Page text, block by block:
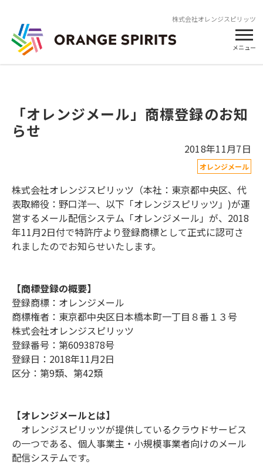
株式会社オレンジスピリッツ
メニュー
「オレンジメール」商標登録のお知
らせ
2018年11月7日
オレンジメール
株式会社オレンジスピリッツ（本社：東京都中央区、代
表取締役：野口洋一、以下「オレンジスピリッツ」)が運
営するメール配信システム「オレンジメール」が、2018
年11月2日付で特許庁より登録商標として正式に認可さ
れましたのでお知らせいたします。
【商標登録の概要】
登録商標：オレンジメール
商標権者：東京都中央区日本橋本町一丁目８番１３号
株式会社オレンジスピリッツ
登録番号：第6093878号
登録日：2018年11月2日
区分：第9類、第42類
【オレンジメールとは】
オレンジスピリッツが提供しているクラウドサービス
の一つである、個人事業主・小規模事業者向けのメール
配信システムです。